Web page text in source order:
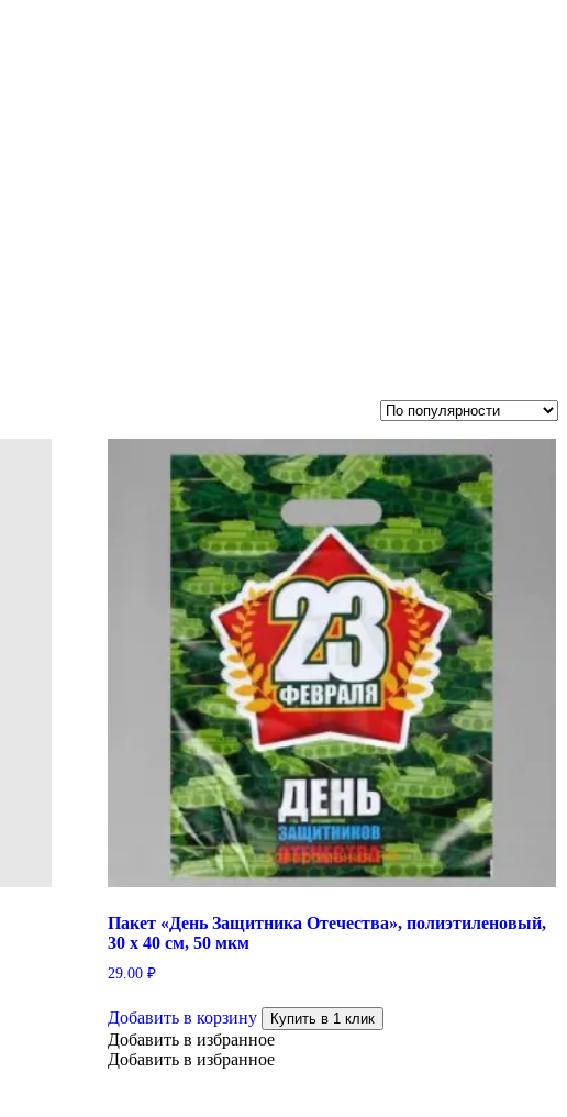
Пакет «День Защитника Отечества», полиэтиленовый,
30 х 40 см, 50 мкм
29.00 ₽
Добавить в корзину Купить в 1 клик
Добавить в избранное
Добавить в избранное